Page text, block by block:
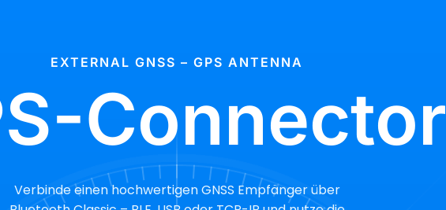
EXTERNAL GNSS – GPS ANTENNA
Connector
Verbinde einen hochwertigen GNSS Empfänger über